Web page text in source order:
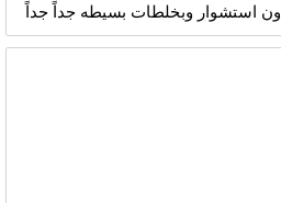
استشوار وبخلطات بسيطه جداً جداً